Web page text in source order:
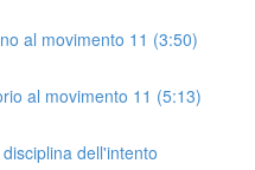
al movimento 11 (3:50)
al movimento 11 (5:13)
dell'intento